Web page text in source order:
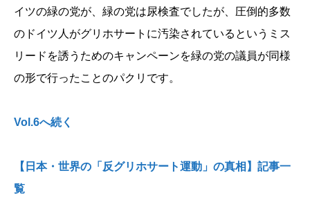
イツの緑の党が、緑の党は尿検査でしたが、圧倒的多数
のドイツ人がグリホサートに汚染されているというミス
リードを誘うためのキャンペーンを緑の党の議員が同様
の形で行ったことのパクリです。
Vol.6へ続く
【日本・世界の「反グリホサート運動」の真相】記事一
覧